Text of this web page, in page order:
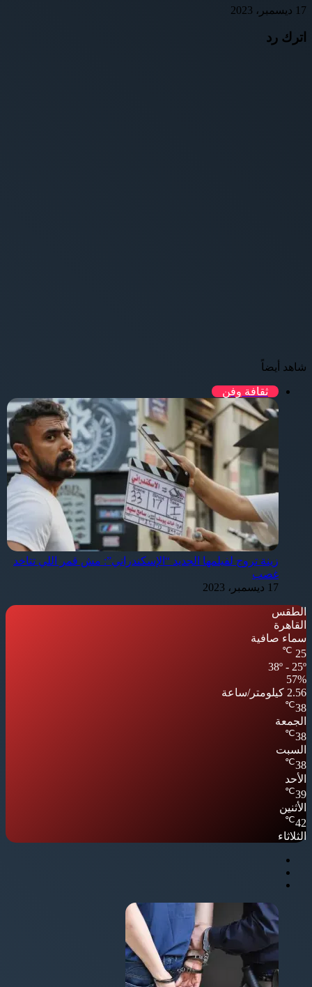
17 ديسمبر، 2023
اترك رد
شاهد أيضاً
ثقافة وفن
زينة تروج لفيلمها الجديد “الإسكندراني”: مش قمر اللي تتاخد
غصب
17 ديسمبر، 2023
الطقس
القاهرة
سماء صافية
25
℃
38º - 25º
57%
2.56 كيلومتر/ساعة
38
℃
الجمعة
38
℃
السبت
38
℃
الأحد
39
℃
الأثنين
42
℃
الثلاثاء